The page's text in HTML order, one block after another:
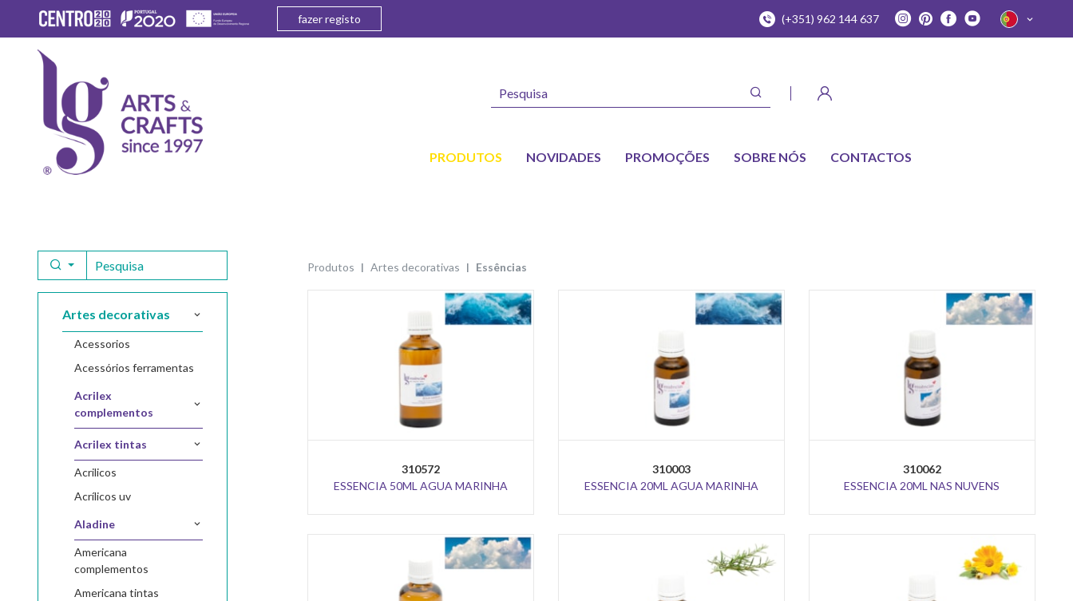
fazer registo (+351) 962 144 637
PRODUTOS NOVIDADES PROMOÇÕES SOBRE NÓS CONTACTOS
artes decorativas
acessorios
acessórios ferramentas
acrilex
complementos
acrilex tintas
acrilicos
acrílicos uv
aladine
americana
complementos
americana tintas
produtos artes decorativas essências
310572
ESSENCIA 50ML AGUA MARINHA
310003
ESSENCIA 20ML AGUA MARINHA
310062
ESSENCIA 20ML NAS NUVENS